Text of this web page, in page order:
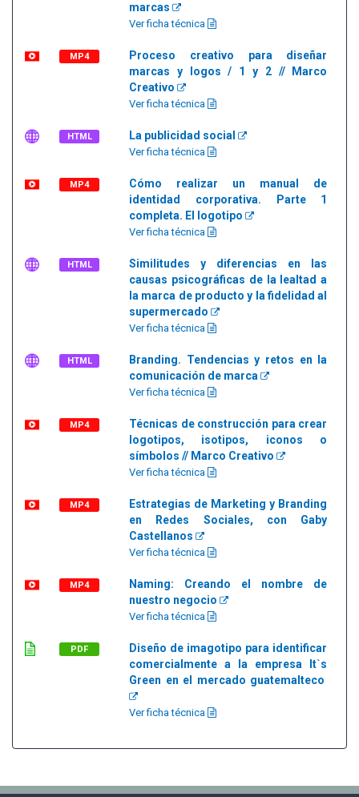
marcas
Ver ficha técnica
MP4
Proceso creativo para diseñar
marcas y logos / 1 y 2 // Marco
Creativo
Ver ficha técnica
HTML La publicidad social
Ver ficha técnica
MP4
Cómo realizar un manual de
identidad corporativa. Parte 1
completa. El logotipo
Ver ficha técnica
HTML
Similitudes y diferencias en las
causas psicográficas de la lealtad a
la marca de producto y la fidelidad al
supermercado
Ver ficha técnica
HTML
Branding. Tendencias y retos en la
comunicación de marca
Ver ficha técnica
MP4
Técnicas de construcción para crear
logotipos, isotipos, iconos o
símbolos // Marco Creativo
Ver ficha técnica
MP4
Estrategias de Marketing y Branding
en Redes Sociales, con Gaby
Castellanos
Ver ficha técnica
MP4
Naming: Creando el nombre de
nuestro negocio
Ver ficha técnica
PDF
Diseño de imagotipo para identificar
comercialmente a la empresa It`s
Green en el mercado guatemalteco
Ver ficha técnica